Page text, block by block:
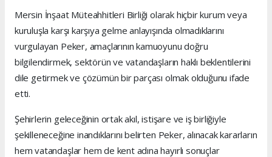
Mersin İnşaat Müteahhitleri Birliği olarak hiçbir kurum veya
kuruluşla karşı karşıya gelme anlayışında olmadıklarını
vurgulayan Peker, amaçlarının kamuoyunu doğru
bilgilendirmek, sektörün ve vatandaşların haklı beklentilerini
dile getirmek ve çözümün bir parçası olmak olduğunu ifade
etti.
Şehirlerin geleceğinin ortak akıl, istişare ve iş birliğiyle
şekilleneceğine inandıklarını belirten Peker, alınacak kararların
hem vatandaşlar hem de kent adına hayırlı sonuçlar